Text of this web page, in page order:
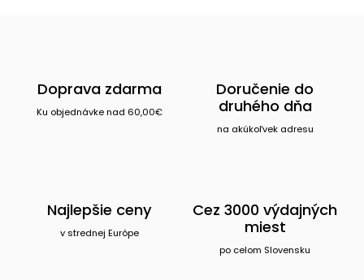
Doprava zdarma
Ku objednávke nad 60,00€
Doručenie do
druhého dňa
na akúkoľvek adresu
Najlepšie ceny
v strednej Európe
Cez 3000 výdajných
miest
po celom Slovensku